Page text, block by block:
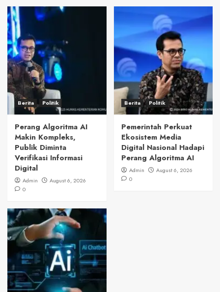
Berita Politik
Perang Algoritma AI
Makin Kompleks,
Publik Diminta
Verifikasi Informasi
Digital
Admin
August 6, 2026
0
Berita Politik
Pemerintah Perkuat
Ekosistem Media
Digital Nasional Hadapi
Perang Algoritma AI
Admin
August 6, 2026
0